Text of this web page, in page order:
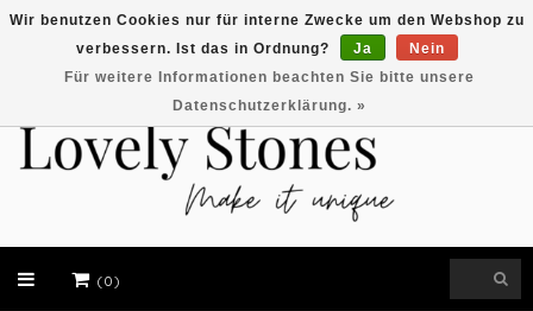
EUR
(0)
Wir benutzen Cookies nur für interne Zwecke um den Webshop zu
verbessern. Ist das in Ordnung?
Ja
Nein
Für weitere Informationen beachten Sie bitte unsere
Datenschutzerklärung. »